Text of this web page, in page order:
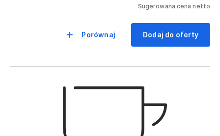
Sugerowana cena netto
Porównaj Dodaj do oferty